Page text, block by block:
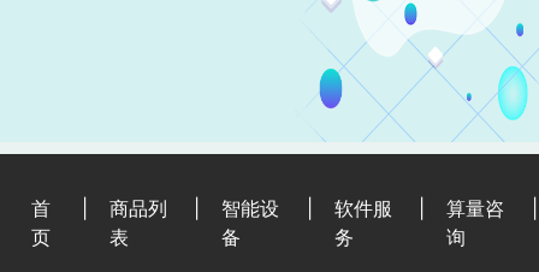
首
页
商品列
表
智能设
备
软件服
务
算量咨
询